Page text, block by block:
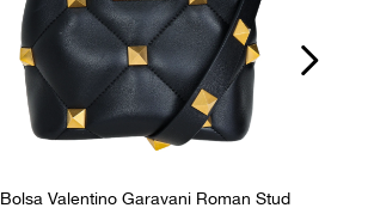
Bolsa Valentino Garavani Roman Stud